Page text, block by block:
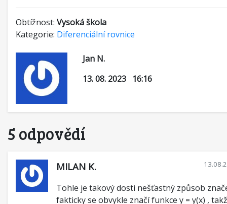
Obtížnost: Vysoká škola
Kategorie: Diferenciální rovnice
Jan N.
13. 08. 2023 16:16
5 odpovědí
MILAN K.
Tohle je takový dosti nešťastný způsob
fakticky se obvykle značí funkce y = y(x) ,